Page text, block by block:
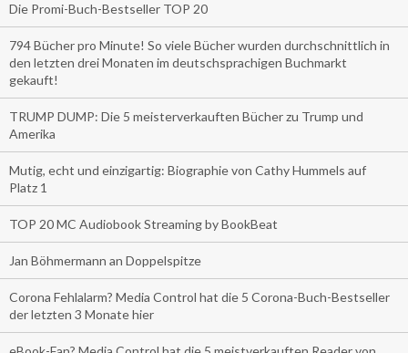
Die Promi-Buch-Bestseller TOP 20
794 Bücher pro Minute! So viele Bücher wurden durchschnittlich in
den letzten drei Monaten im deutschsprachigen Buchmarkt
gekauft!
TRUMP DUMP: Die 5 meisterverkauften Bücher zu Trump und
Amerika
Mutig, echt und einzigartig: Biographie von Cathy Hummels auf
Platz 1
TOP 20 MC Audiobook Streaming by BookBeat
Jan Böhmermann an Doppelspitze
Corona Fehlalarm? Media Control hat die 5 Corona-Buch-Bestseller
der letzten 3 Monate hier